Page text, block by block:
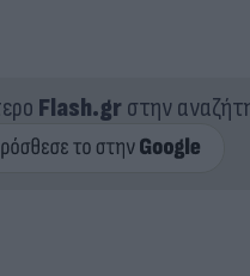
Flash.grστην